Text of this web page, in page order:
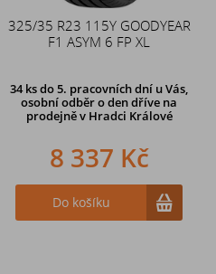
325/35 R23 115Y GOODYEAR
F1 ASYM 6 FP XL
34 ksdo 5. pracovních dní u Vás,
osobní odběr o den dříve na
prodejněv Hradci Králové
8 337 Kč
Do košíku